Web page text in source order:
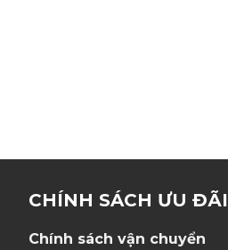
CHÍNH SÁCH ƯU ĐÃI
Chính sách vận chuyển